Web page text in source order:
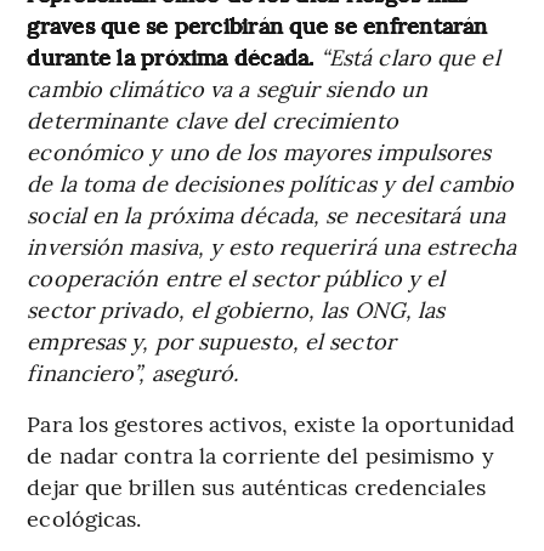
graves que se percibirán que se enfrentarán
durante la próxima década. “Está claro que el
cambio climático va a seguir siendo un
determinante clave del crecimiento
económico y uno de los mayores impulsores
de la toma de decisiones políticas y del cambio
social en la próxima década, se necesitará una
inversión masiva, y esto requerirá una estrecha
cooperación entre el sector público y el
sector privado, el gobierno, las ONG, las
empresas y, por supuesto, el sector
financiero”, aseguró.
Para los gestores activos, existe la oportunidad
de nadar contra la corriente del pesimismo y
dejar que brillen sus auténticas credenciales
ecológicas.